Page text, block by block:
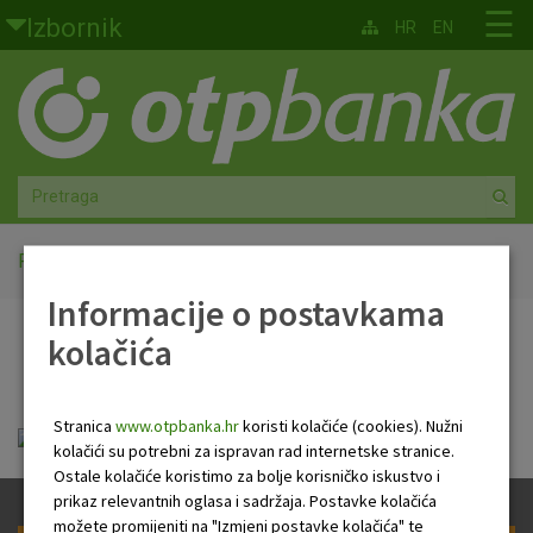
Skoči na glavni sadržaj
Izbornik
Građani
Privatno bankarstvo
Agro
Mala poduzeća i obrtnici
Srednja i velika poduzeća
Faktoring
O nama
☰
HR EN
Početna
Kamatne stope
kamatne_stope_vrijedece_4_srpnja_2016.pdf
Informacije o postavkama
kolačića
Stranica www.otpbanka.hrkoristi kolačiće (cookies). Nužni
kolačići su potrebni za ispravan rad internetske stranice.
Ostale kolačiće koristimo za bolje korisničko iskustvo i
prikaz relevantnih oglasa i sadržaja. Postavke kolačića
možete promijeniti na "Izmjeni postavke kolačića" te